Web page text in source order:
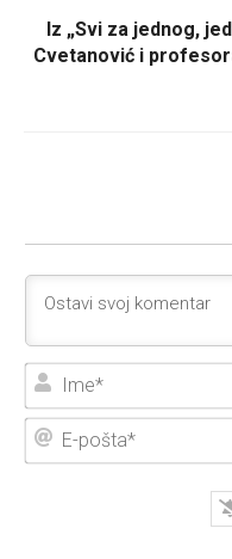
Iz „Svi za jednog,
Cvetanović i